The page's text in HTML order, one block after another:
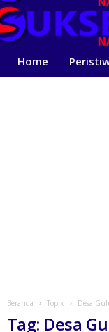
Home
Beranda Topik Desa
Tag: Desa